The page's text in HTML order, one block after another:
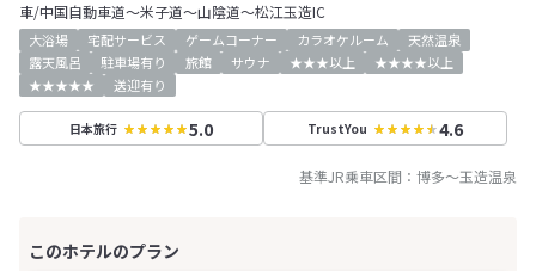
車/中国自動車道～米子道～山陰道～松江玉造IC
大浴場 宅配サービス ゲームコーナー カラオケルーム
天然温泉
露天風呂
駐車場有り 旅館 サウナ ★★★以上
★★★★以上
★★★★★
送迎有り
日本旅行 5.0 TrustYou 4.6
基準JR乗車区間： 博多～玉造温泉